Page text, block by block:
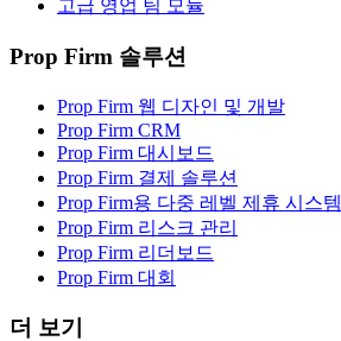
고급 영업 팀 모듈
Prop Firm 솔루션
Prop Firm 웹 디자인 및 개발
Prop Firm CRM
Prop Firm 대시보드
Prop Firm 결제 솔루션
Prop Firm용 다중 레벨 제휴 시스템
Prop Firm 리스크 관리
Prop Firm 리더보드
Prop Firm 대회
더 보기